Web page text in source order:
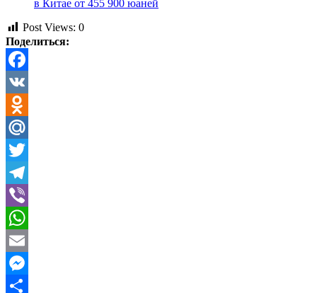
в Китае от 455 900 юаней
Post Views: 0
Поделиться:
Facebook
VK
Odnoklassniki
Mail.Ru
Twitter
Telegram
Viber
WhatsApp
Email
Messenger